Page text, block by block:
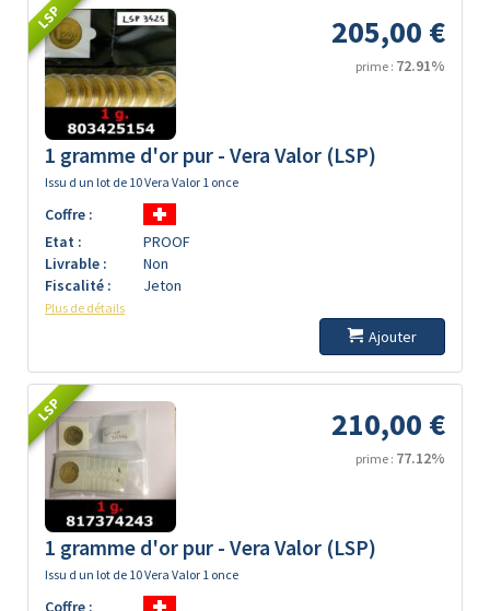
LSP 205,00 €
prime : 72.91%
1 gramme d'or pur - Vera Valor (LSP)
Issu d un lot de 10 Vera Valor 1 once
Coffre :
Etat :
PROOF
Livrable :
Non
Fiscalité :
Jeton
Plus de détails
Ajouter
LSP 210,00 €
prime : 77.12%
1 gramme d'or pur - Vera Valor (LSP)
Issu d un lot de 10 Vera Valor 1 once
Coffre :